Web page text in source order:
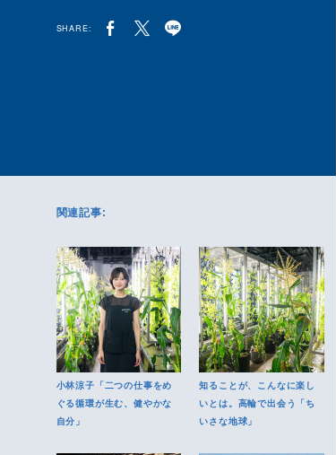
SHARE:
関連記事:
小林涼子「二つの仕事をめ
ぐる循環が生む、健やかな
自分」
知ることが、こんなに楽し
いとは。高輪で出会う「ち
いさな地球」